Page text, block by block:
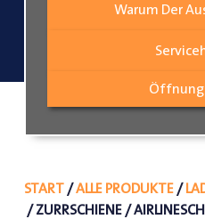
Warum Der
START/ALLE PRODUKTE/
/ ZURRSCHIENE /